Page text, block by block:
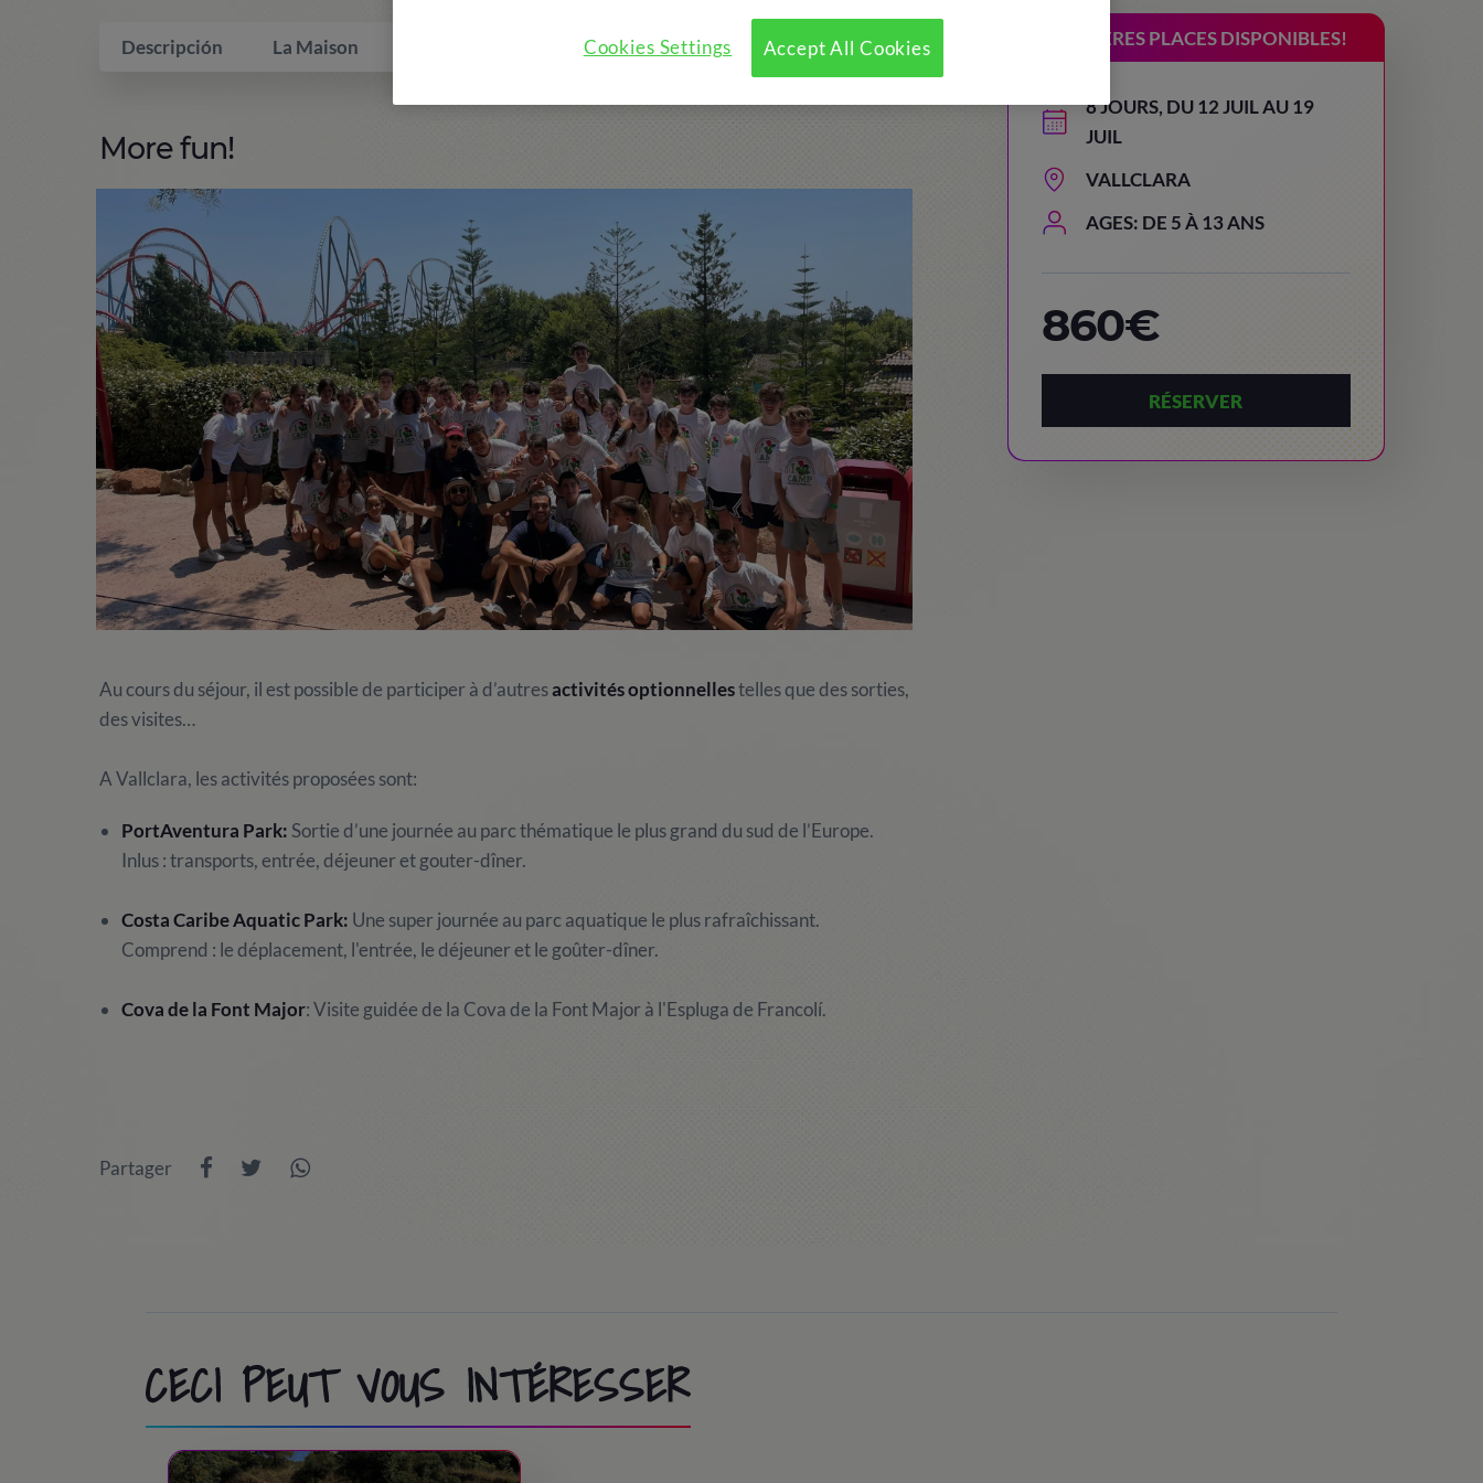
Descripción La Maison Programme Activités Optionnelles DERNIÈRES PLACES DISPONIBLES!
8 JOURS, DU 12 JUIL AU 19
JUIL
VALLCLARA
AGES: DE 5 À 13 ANS
860€
RÉSERVER
More fun!
Au cours du séjour, il est possible de participer à d’autresactivités optionnellestelles que des sorties,
des visites…
A Vallclara, les activités proposées sont:
PortAventura Park: Sortie d’une journée au parc thématique le plus grand du sud de l’Europe.
Inlus : transports, entrée, déjeuner et gouter-dîner.
Costa Caribe Aquatic Park: Une super journée au parc aquatique le plus rafraîchissant.
Comprend : le déplacement, l'entrée, le déjeuner et le goûter-dîner.
Cova de la Font Major: Visite guidée de la Cova de la Font Major à l'Espluga de Francolí.
Partager
CECI PEUT VOUS INTÉRESSER
Accept All Cookies
Cookies Settings